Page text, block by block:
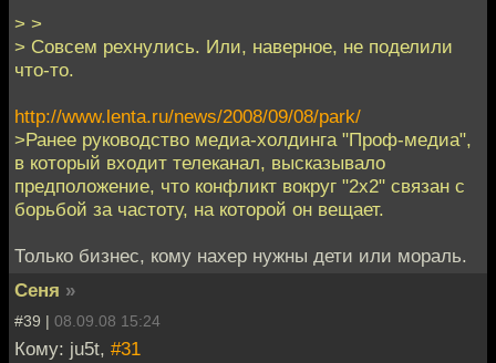
> >
> Совсем рехнулись. Или, наверное, не поделили
что-то.
http://www.lenta.ru/news/2008/09/08/park/
>Ранее руководство медиа-холдинга "Проф-медиа",
в который входит телеканал, высказывало
предположение, что конфликт вокруг "2x2" связан с
борьбой за частоту, на которой он вещает.
Только бизнес, кому нахер нужны дети или мораль.
Сеня »
#39 | 08.09.08 15:24
Кому: ju5t, #31